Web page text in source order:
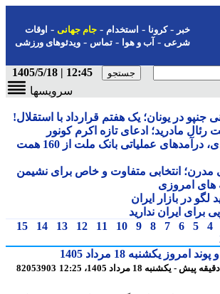
-کرونا-استخدام- جام جهانی-اوقات
شرعی-آب و هوا-تماس-ویدئوهای ورزشی
12:45 | 1405/5/18
سرویسها
در یونان؛ یک هفتم قرارداد با استقلال!
مادرید؛ ادعای تازه اکرم کونور
با جهش 95 درصدی، درآمدهای عملیاتی بانک ملت از 160 همت
انتخابی متفاوت و خاص برای نشیمن
امروزی
در بازار ایران
ایران ندارید
5
6
7
8
9
10
11
12
13
14
15
یکشنبه 18 مرداد 1405
82053903